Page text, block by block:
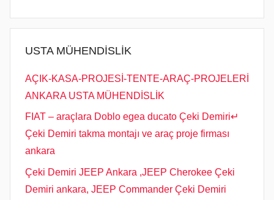
USTA MÜHENDİSLİK
AÇIK-KASA-PROJESİ-TENTE-ARAÇ-PROJELERİ
ANKARA USTA MÜHENDİSLİK
FIAT – araçlara Doblo egea ducato Çeki Demiri↵
Çeki Demiri takma montajı ve araç proje firması
ankara
Çeki Demiri JEEP Ankara ,JEEP Cherokee Çeki
Demiri ankara, JEEP Commander Çeki Demiri